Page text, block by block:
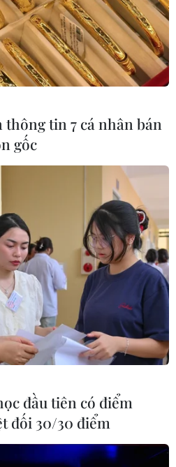
thông tin 7 cá nhân bán
gốc
đầu tiên có điểm
đối 30/30 điểm